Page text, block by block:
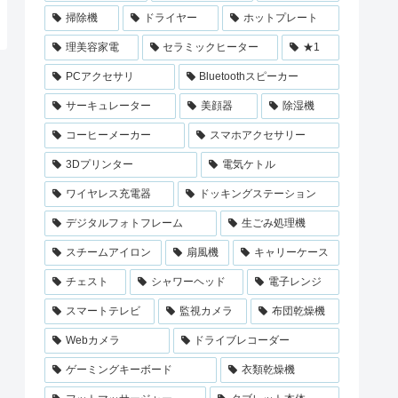
掃除機 ドライヤー ホットプレート
理美容家電 セラミックヒーター ★1
PCアクセサリ Bluetoothスピーカー
サーキュレーター 美顔器 除湿機
コーヒーメーカー スマホアクセサリー
3Dプリンター 電気ケトル
ワイヤレス充電器 ドッキングステーション
デジタルフォトフレーム 生ごみ処理機
スチームアイロン 扇風機 キャリーケース
チェスト シャワーヘッド 電子レンジ
スマートテレビ 監視カメラ 布団乾燥機
Webカメラ ドライブレコーダー
ゲーミングキーボード 衣類乾燥機